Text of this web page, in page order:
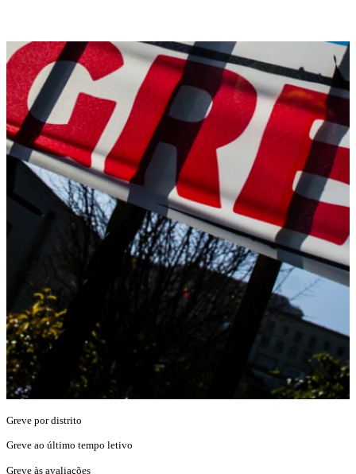
Greve por distrito
Greve ao último tempo letivo
Greve às avaliações